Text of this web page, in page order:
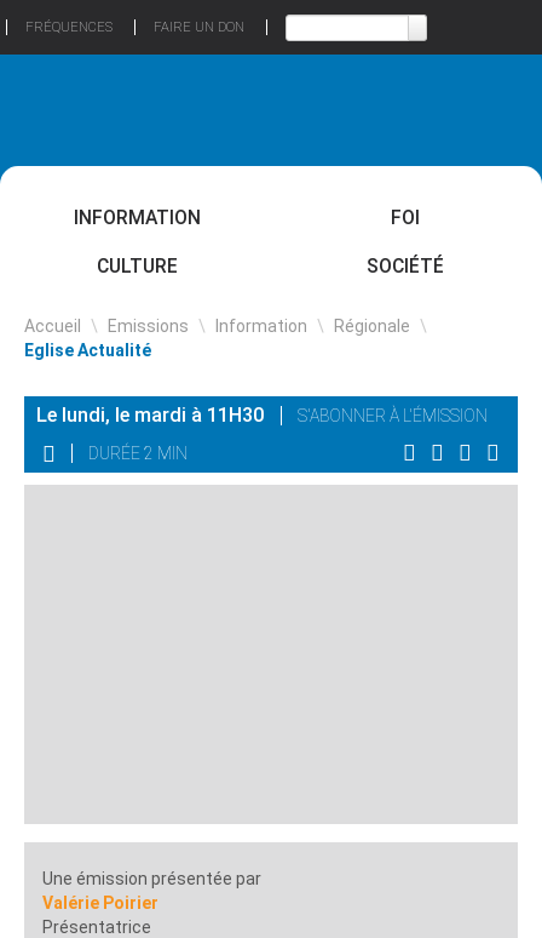
FRÉQUENCES FAIRE UN DON
INFORMATION FOI
CULTURE SOCIÉTÉ
Accueil \ Emissions \ Information \ Régionale \
Eglise Actualité
Le lundi, le mardi à 11H30
S'ABONNER À L'ÉMISSION
DURÉE 2 MIN
Une émission présentée par
Valérie Poirier
Présentatrice